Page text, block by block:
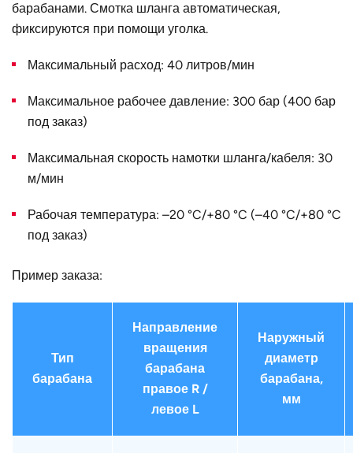
E, мм
исполнение
Наружный
Страна
барабанами. Смотка шланга автоматическая,
фиксируются при помощи уголка.
Максимальный расход: 40 литров/мин
Максимальное рабочее давление: 300 бар (400 бар
под заказ)
Максимальная скорость намотки шланга/кабеля: 30
м/мин
Рабочая температура: –20 °C/+80 °C (–40 °C/+80 °C
под заказ)
Пример заказа:
Тип
барабана
Направление
вращения
барабана
правое R /
левое L
Наружный
диаметр
барабана,
мм